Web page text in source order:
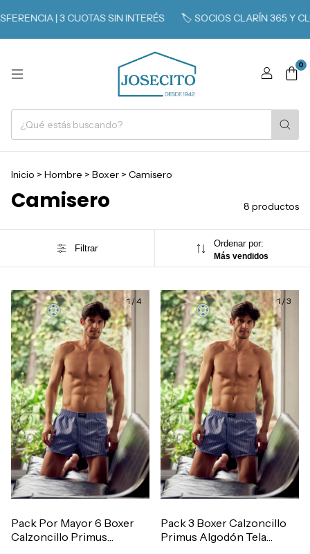
| 3 CUOTAS SIN INTERÉS 🏷️ SOCIOS CLARÍN 365 Y
0
Inicio > Hombre > Boxer > Camisero
Camisero 8 productos
Filtrar Ordenar por:
Más vendidos
1/4
Pack Por Mayor 6 Boxer
Calzoncillo Primus
1 /3
Pack 3 Boxer Calzoncillo
Primus Algodón Tela